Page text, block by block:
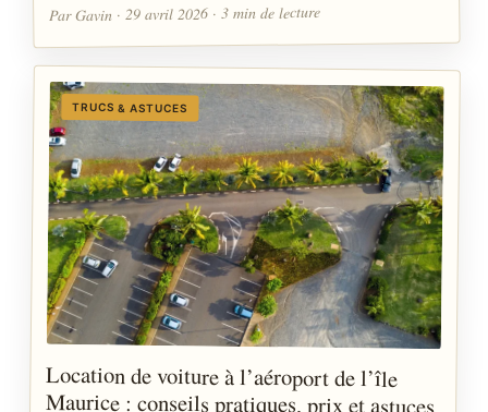
Par Gavin · 29 avril 2026 · 3 min de lecture
TRUCS & ASTUCES
Location de voiture à l’aéroport de l’île
Maurice : conseils pratiques, prix et astuces